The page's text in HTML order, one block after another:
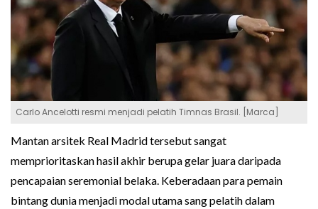
Carlo Ancelotti resmi menjadi pelatih Timnas Brasil. [Marca]
Mantan arsitek Real Madrid tersebut sangat
memprioritaskan hasil akhir berupa gelar juara daripada
pencapaian seremonial belaka. Keberadaan para pemain
bintang dunia menjadi modal utama sang pelatih dalam